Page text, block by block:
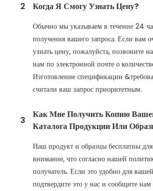
2 Когда Я Смогу Узнать Цену?
Обычно мы указываем в течение 24
получения вашего запроса. Если вам
узнать цену, пожалуйста, позвоните
нам по электронной почте о
Изготовление спецификации
считали ваш запрос приоритетным.
3
Как Мне Получить Копию
Каталога Продукции Или
Наш продукт и образцы бесплатны
внимание, что согласно нашей
получатель. Если это удобно для
подтвердите это у нас и сообщите